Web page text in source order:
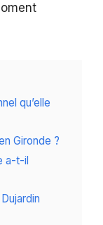
qu’elle
Gironde ?
a-t-il